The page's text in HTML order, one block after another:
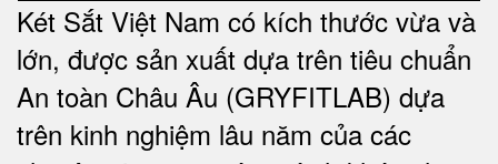
Két Sắt Việt Nam có kích thước vừa và
lớn, được sản xuất dựa trên tiêu chuẩn
An toàn Châu Âu (GRYFITLAB) dựa
trên kinh nghiệm lâu năm của các